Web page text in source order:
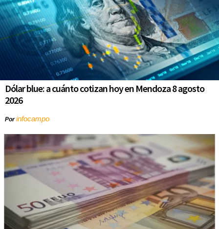
Dólar blue: a cuánto cotizan hoy en Mendoza 8 agosto
2026
Porinfocampo